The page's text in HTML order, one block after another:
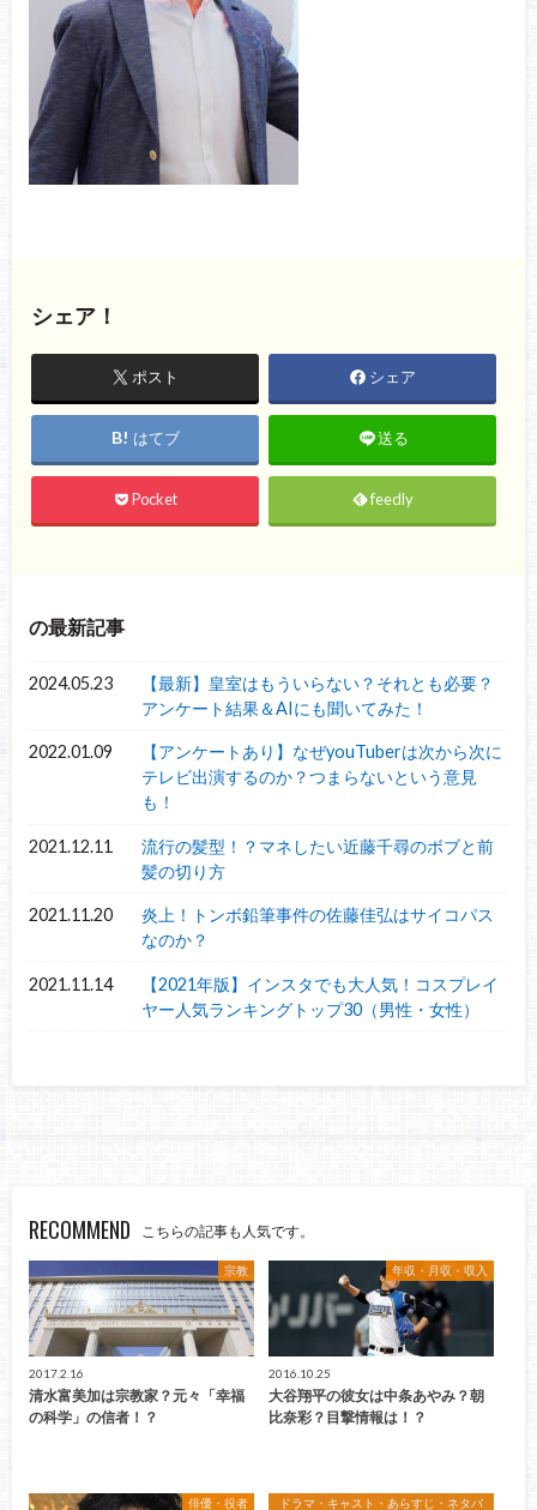
シェア！
ポスト シェア
はてブ 送る
Pocket feedly
の最新記事
2024.05.23
【最新】皇室はもういらない？それとも必要？
アンケート結果＆AIにも聞いてみた！
2022.01.09
【アンケートあり】なぜyouTuberは次から次に
テレビ出演するのか？つまらないという意見
も！
2021.12.11
流行の髪型！？マネしたい近藤千尋のボブと前
髪の切り方
2021.11.20
炎上！トンボ鉛筆事件の佐藤佳弘はサイコパス
なのか？
2021.11.14
【2021年版】インスタでも大人気！コスプレイ
ヤー人気ランキングトップ30（男性・女性）
RECOMMEND こちらの記事も人気です。
宗教
2017.2.16
清水富美加は宗教家？元々「幸福
の科学」の信者！？
年収・月収・収入
2016.10.25
大谷翔平の彼女は中条あやみ？朝
比奈彩？目撃情報は！？
俳優・役者 ドラマ・キャスト・あらすじ・ネタバ